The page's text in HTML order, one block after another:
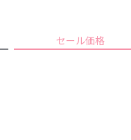
プライバシーポリシー
セール価格